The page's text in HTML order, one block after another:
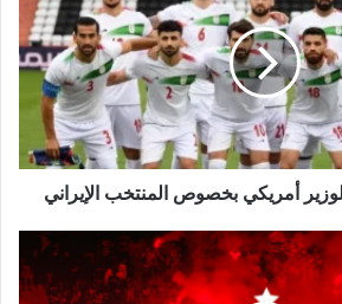
أمريكي بخصوص المنتخب الإيراني